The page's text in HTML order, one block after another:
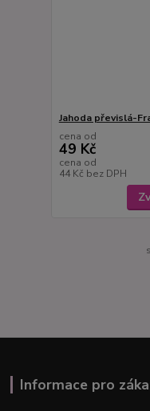
Jahoda převislá-
cena od
49 Kč
cena od
44 Kč bez DPH
Informace pro